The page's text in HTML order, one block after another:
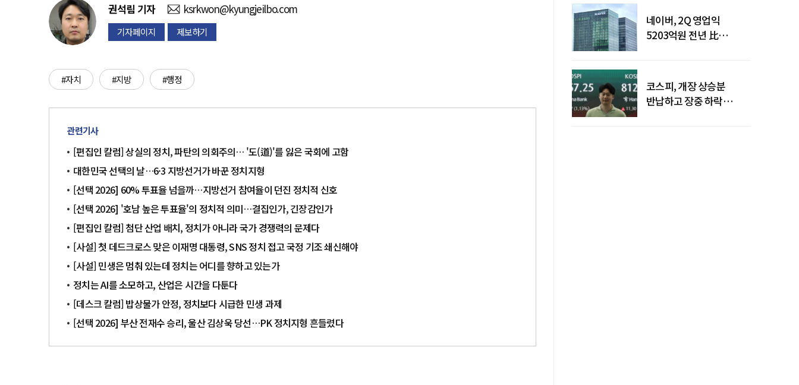
권석림 기자 ksrkwon@kyungjeilbo.com
기자페이지 제보하기
#자치 #지방 #행정
관련기사
[편집인 칼럼] 상실의 정치, 파탄의 의회주의… '도(道)'를 잃은 국회에 고함
대한민국 선택의 날…6·3 지방선거가 바꾼 정치지형
[선택 2026] 60% 투표율 넘을까…지방선거 참여율이 던진 정치적 신호
[선택 2026] '호남 높은 투표율'의 정치적 의미…결집인가, 긴장감인가
[편집인 칼럼] 첨단 산업 배치, 정치가 아니라 국가 경쟁력의 문제다
[사설] 첫 데드크로스 맞은 이재명 대통령, SNS 정치 접고 국정 기조 쇄신해야
[사설] 민생은 멈춰 있는데 정치는 어디를 향하고 있는가
정치는 AI를 소모하고, 산업은 시간을 다툰다
[데스크 칼럼] 밥상물가 안정, 정치보다 시급한 민생 과제
[선택 2026] 부산 전재수 승리, 울산 김상욱 당선…PK 정치지형 흔들렸다
네이버, 2Q 영업익
5203억원 전년 比
코스피, 개장 상승분
반납하고 장중 하락